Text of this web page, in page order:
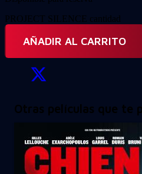
PROJECT SILENCE cantidad
AÑADIR AL CARRITO
Otras películas que te